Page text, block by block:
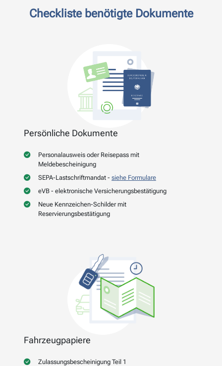
Checkliste benötigte Dokumente
Persönliche Dokumente
Personalausweis oder Reisepass mit
Meldebescheinigung
SEPA-Lastschriftmandat - siehe Formulare
eVB - elektronische Versicherungsbestätigung
Neue Kennzeichen-Schilder mit
Reservierungsbestätigung
Fahrzeugpapiere
Zulassungsbescheinigung Teil 1